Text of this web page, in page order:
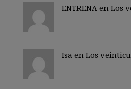
ENTRENA en Los
Isa en Los